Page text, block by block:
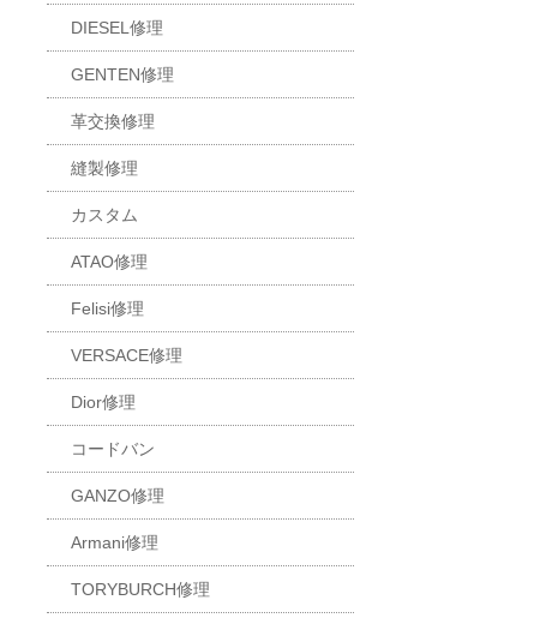
DIESEL修理
GENTEN修理
革交換修理
縫製修理
カスタム
ATAO修理
Felisi修理
VERSACE修理
Dior修理
コードバン
GANZO修理
Armani修理
TORYBURCH修理